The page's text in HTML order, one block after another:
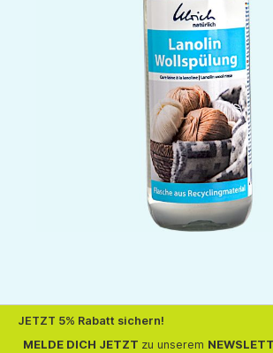
JETZT 5% Rabatt sichern!
MELDE DICH JETZT zu unserem